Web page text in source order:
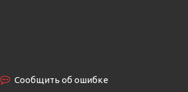
Сообщить об ошибке